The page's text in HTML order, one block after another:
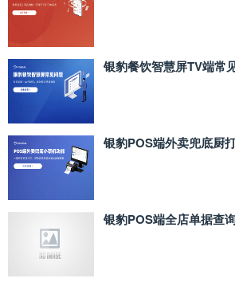
银豹餐饮智慧屏TV端常
银豹POS端外卖兜底厨
银豹POS端全店单据查